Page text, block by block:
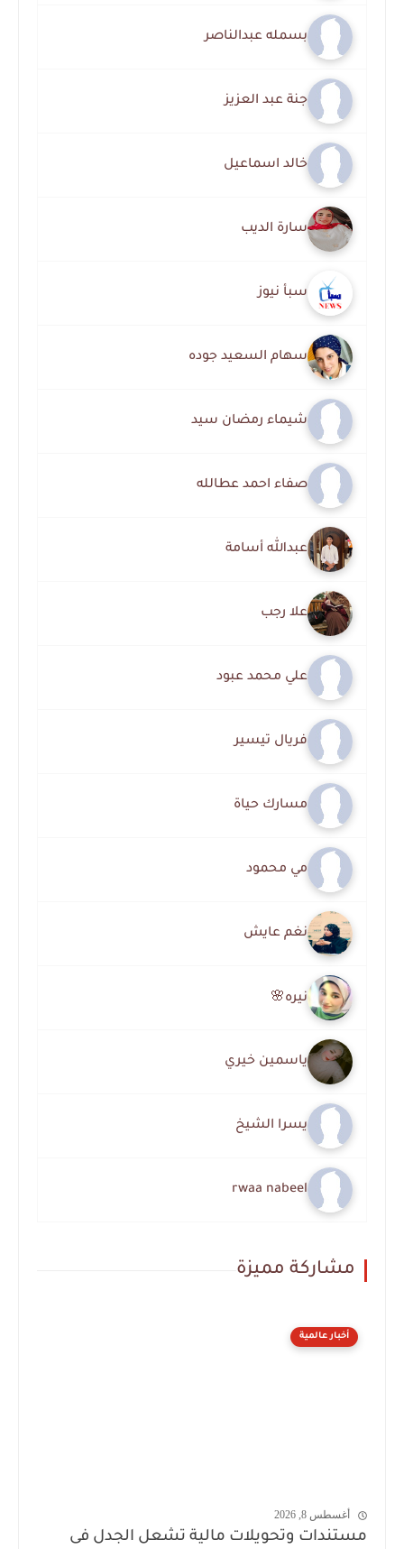
بسمله عبدالناصر
جنة عبد العزيز
خالد اسماعيل
سارة الديب
سبأ نيوز
سهام السعيد جوده
شيماء رمضان سيد
صفاء احمد عطالله
عبدالله أسامة
علا رجب
علي محمد عبود
فريال تيسير
مسارك حياة
مي محمود
نغم عايش
نيره🌸
ياسمين خيري
يسرا الشيخ
rwaa nabeel
مشاركة مميزة
أخبار عالمية
أغسطس 8, 2026
مستندات وتحويلات مالية تشعل الجدل فى